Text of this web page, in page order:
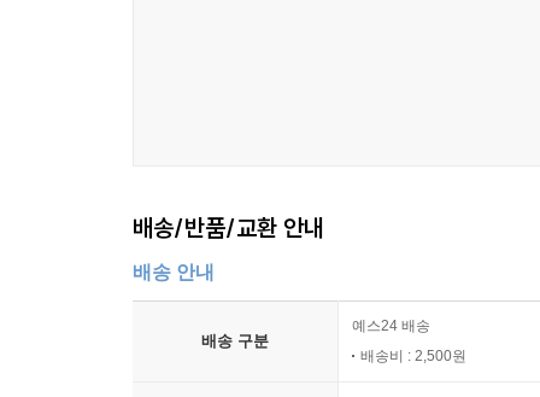
배송/반품/교환 안내
배송 안내
배송 구분
예스24 배송
배송비 : 2,500원